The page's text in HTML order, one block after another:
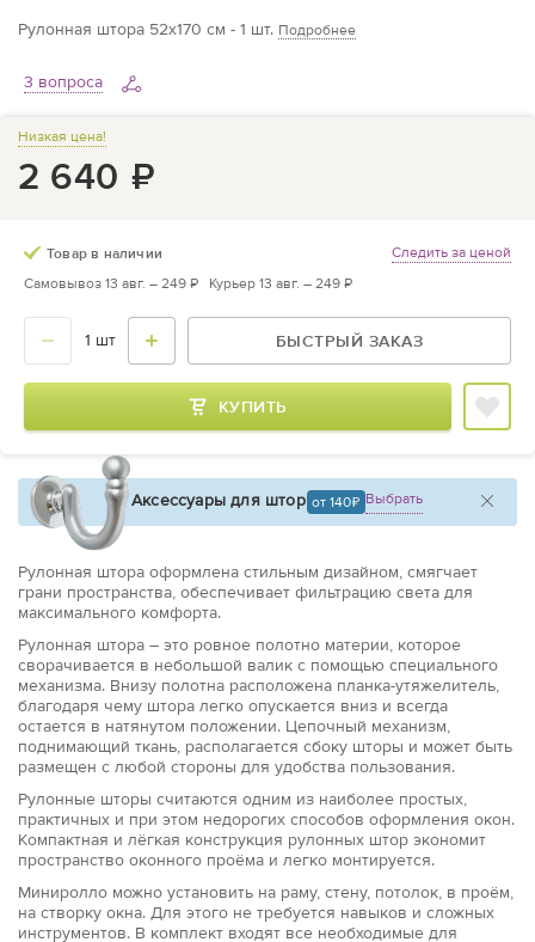
Рулонная штора 52х170 см - 1 шт. Подробнее
3 вопроса
Низкая цена!
2 640 ₽
Товар в наличии
Следить за ценой
Самовывоз 13 авг. – 249 ₽ Курьер 13 авг. – 249 ₽
БЫСТРЫЙ ЗАКАЗ
КУПИТЬ
Аксессуары для штор от 140 Выбрать
Рулонная штора оформлена стильным дизайном, смягчает
грани пространства, обеспечивает фильтрацию света для
максимального комфорта.
Рулонная штора – это ровное полотно материи, которое
сворачивается в небольшой валик с помощью специального
механизма. Внизу полотна расположена планка-утяжелитель,
благодаря чему штора легко опускается вниз и всегда
остается в натянутом положении. Цепочный механизм,
поднимающий ткань, располагается сбоку шторы и может быть
размещен с любой стороны для удобства пользования.
Рулонные шторы считаются одним из наиболее простых,
практичных и при этом недорогих способов оформления окон.
Компактная и лёгкая конструкция рулонных штор экономит
пространство оконного проёма и легко монтируется.
Миниролло можно установить на раму, стену, потолок, в проём,
на створку окна. Для этого не требуется навыков и сложных
инструментов. В комплект входят все необходимые для